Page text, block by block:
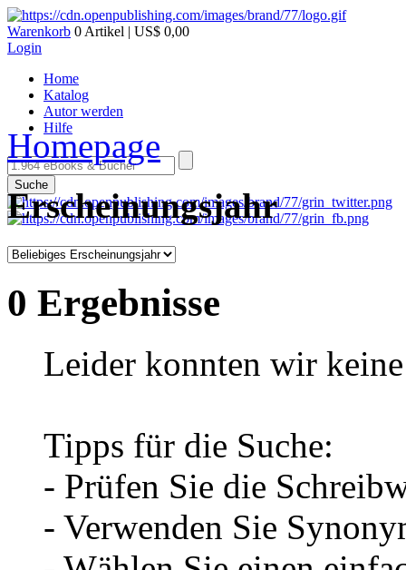
Warenkorb 0 Artikel | US$ 0,00
Login
Home
Katalog
Autor werden
Hilfe
Suche
Homepage
Erscheinungsjahr
0 Ergebnisse
Leider konnten wir
Tipps für die Suche:
- Prüfen Sie die
- Verwenden Sie